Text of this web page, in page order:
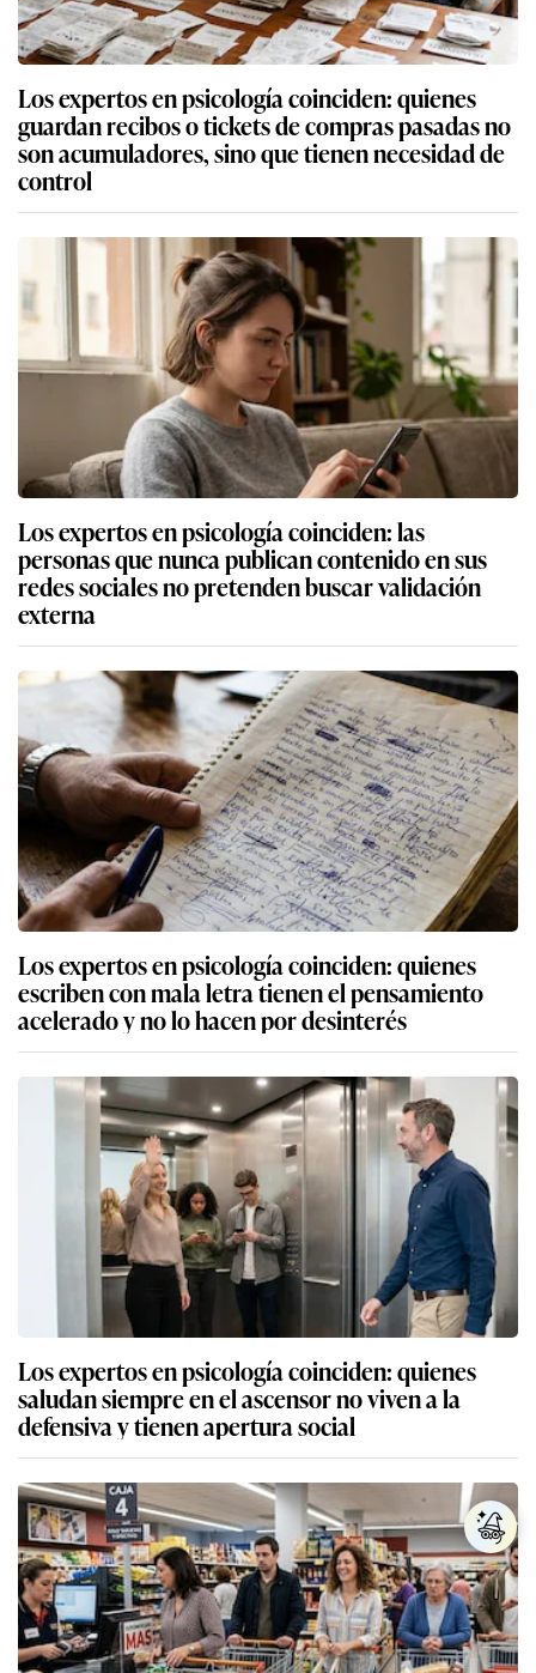
Los expertos en psicología coinciden: quienes
guardan recibos o tickets de compras pasadas no
son acumuladores, sino que tienen necesidad de
control
Los expertos en psicología coinciden: las
personas que nunca publican contenido en sus
redes sociales no pretenden buscar validación
externa
Los expertos en psicología coinciden: quienes
escriben con mala letra tienen el pensamiento
acelerado y no lo hacen por desinterés
Los expertos en psicología coinciden: quienes
saludan siempre en el ascensor no viven a la
defensiva y tienen apertura social